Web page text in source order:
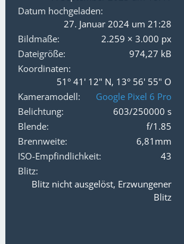
Datum hochgeladen
27. Januar 2024 um 21:28
Bildmaße
2.259 × 3.000 px
Dateigröße
974,27 kB
Koordinaten
51° 41' 12" N, 13° 56' 55" O
Kameramodell
Google Pixel 6 Pro
Belichtung
603/250000 s
Blende
f/1.85
Brennweite
6,81mm
ISO-Empfindlichkeit
43
Blitz
Blitz nicht ausgelöst, Erzwungener
Blitz